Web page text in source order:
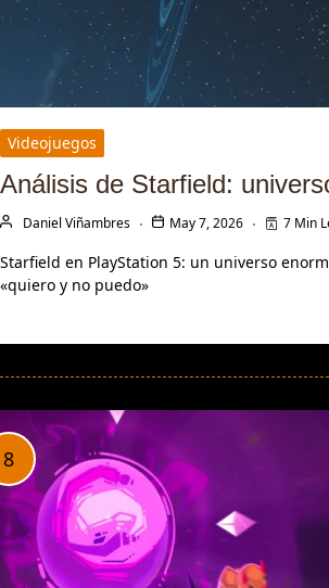
Videojuegos
Análisis de Starfield:
Daniel Viñambres May 7, 2026 7 Min
Starfield en PlayStation 5: un universo
«quiero y no puedo»